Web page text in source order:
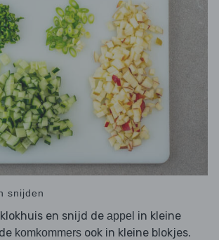
snijden
en snijd de appel in kleine
komkommers ook in kleine blokjes.